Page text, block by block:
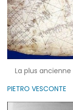
La plus ancienne
PIETRO VESCONTE